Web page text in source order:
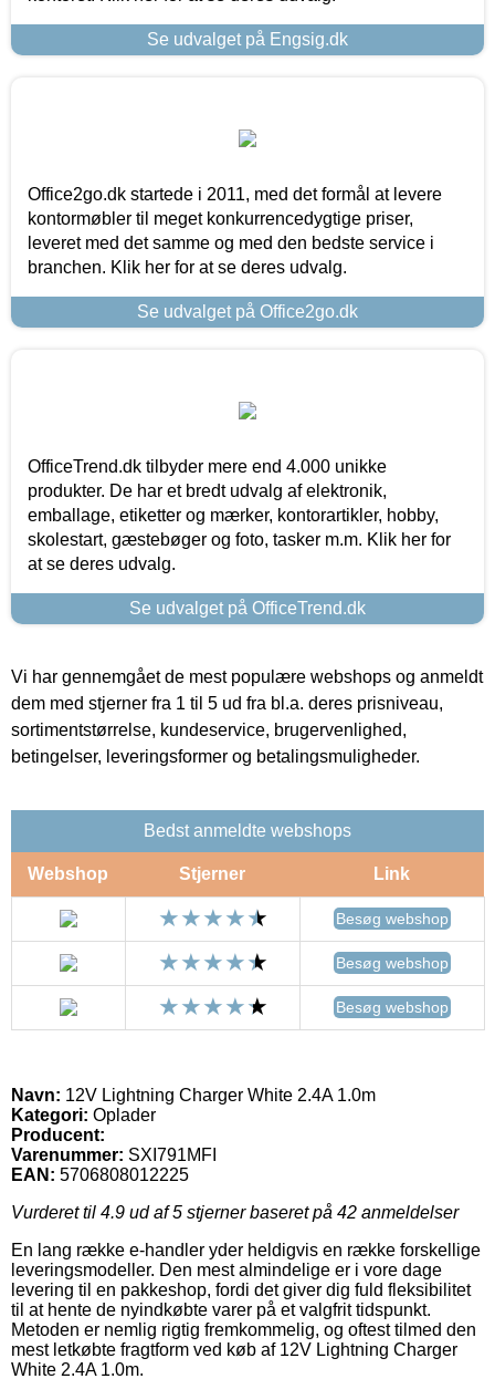
Se udvalget på Engsig.dk
Office2go.dk startede i 2011, med det formål at levere
kontormøbler til meget konkurrencedygtige priser,
leveret med det samme og med den bedste service i
branchen. Klik her for at se deres udvalg.
Se udvalget på Office2go.dk
OfficeTrend.dk tilbyder mere end 4.000 unikke
produkter. De har et bredt udvalg af elektronik,
emballage, etiketter og mærker, kontorartikler, hobby,
skolestart, gæstebøger og foto, tasker m.m. Klik her for
at se deres udvalg.
Se udvalget på OfficeTrend.dk
Vi har gennemgået de mest populære webshops og anmeldt
dem med stjerner fra 1 til 5 ud fra bl.a. deres prisniveau,
sortimentstørrelse, kundeservice, brugervenlighed,
betingelser, leveringsformer og betalingsmuligheder.
Bedst anmeldte webshops
Webshop Stjerner Link
Besøg webshop
Besøg webshop
Besøg webshop
Navn: 12V Lightning Charger White 2.4A 1.0m
Kategori: Oplader
Producent:
Varenummer: SXI791MFI
EAN: 5706808012225
Vurderet til 4.9 ud af 5 stjerner baseret på 42 anmeldelser
En lang række e-handler yder heldigvis en række forskellige
leveringsmodeller. Den mest almindelige er i vore dage
levering til en pakkeshop, fordi det giver dig fuld fleksibilitet
til at hente de nyindkøbte varer på et valgfrit tidspunkt.
Metoden er nemlig rigtig fremkommelig, og oftest tilmed den
mest letkøbte fragtform ved køb af 12V Lightning Charger
White 2.4A 1.0m.